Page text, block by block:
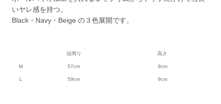
いヤレ感を持つ。
Black・Navy・Beige の３色展開です。
頭周り 高さ
M 57cm 9cm
L 59cm 9cm